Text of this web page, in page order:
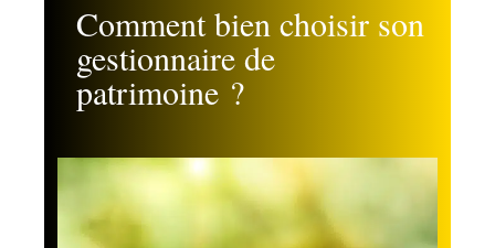
Comment bien choisir son
gestionnaire de
patrimoine ?